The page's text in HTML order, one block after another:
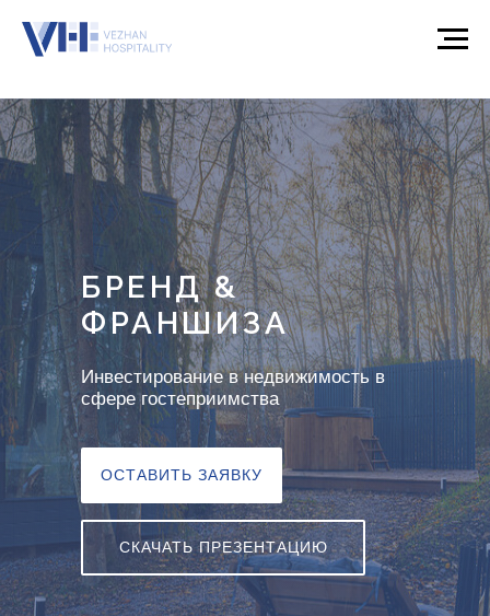
БРЕНД &
ФРАНШИЗА
Инвестирование в недвижимость в
сфере гостеприимства
ОСТАВИТЬ ЗАЯВКУ
СКАЧАТЬ ПРЕЗЕНТАЦИЮ